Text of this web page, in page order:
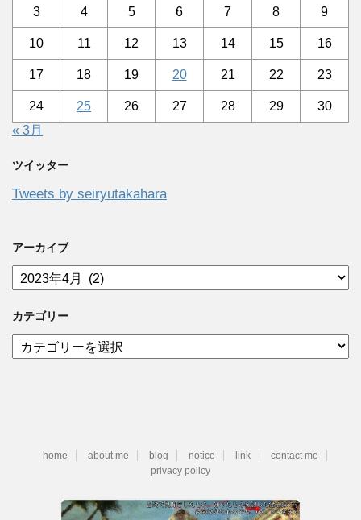
3 4 5 6 7 8 9
10 11 12 13 14 15 16
17 18 19 20 21 22 23
24 25 26 27 28 29
30
« 3月
ツイッター
Tweets by seiryutakahara
アーカイブ
ア
ー
イ
カテゴリー
テ
home about me blog notice link
contact me
privacy policy